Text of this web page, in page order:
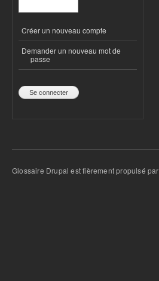
Créer un nouveau compte
Demander un nouveau mot de
passe
Glossaire Drupal est fièrement propulsé par